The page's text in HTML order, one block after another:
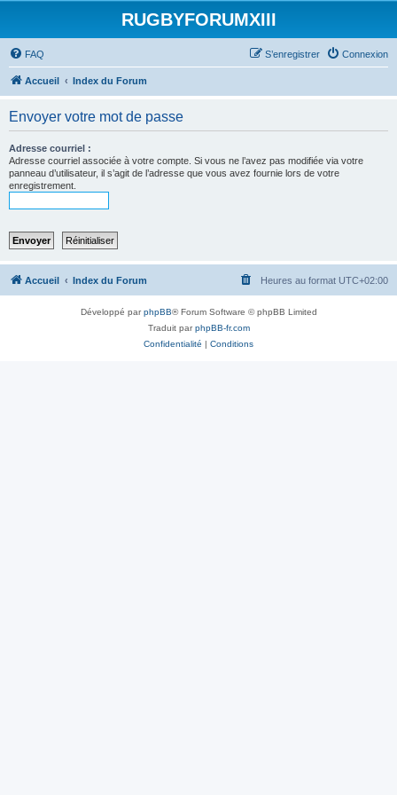
RUGBYFORUMXIII
FAQ Connexion
S’enregistrer
Accueil Index du Forum
Envoyer votre mot de passe
Adresse courriel :
Adresse courriel associée à votre compte. Si vous ne l’avez pas modifiée via votre
panneau d’utilisateur, il s’agit de l’adresse que vous avez fournie lors de votre
enregistrement.
Accueil Index du Forum Heures au format UTC+02:00
Développé parphpBB® Forum Software © phpBB Limited
Traduit parphpBB-fr.com
Confidentialité | Conditions